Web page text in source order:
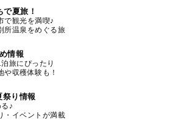
夏旅！
で観光を満喫♪
所温泉をめぐる旅
情報
旅にぴったり
や収穫体験も！
祭り情報
♪
・イベントが満載